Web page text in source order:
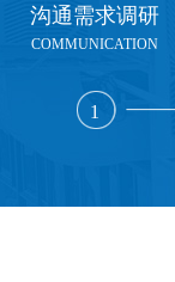
沟通需求调研
COMMUNICATION
1